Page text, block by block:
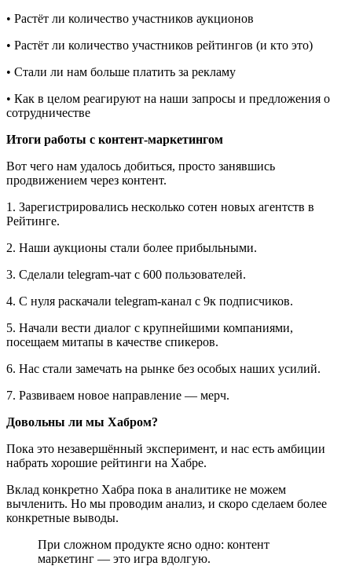
• Растёт ли количество участников аукционов
• Растёт ли количество участников рейтингов (и кто это)
• Стали ли нам больше платить за рекламу
• Как в целом реагируют на наши запросы и предложения о
сотрудничестве
Итоги работы с контент-маркетингом
Вот чего нам удалось добиться, просто занявшись
продвижением через контент.
1. Зарегистрировались несколько сотен новых агентств в
Рейтинге.
2. Наши аукционы стали более прибыльными.
3. Сделали telegram-чат с 600 пользователей.
4. С нуля раскачали telegram-канал с 9к подписчиков.
5. Начали вести диалог с крупнейшими компаниями,
посещаем митапы в качестве спикеров.
6. Нас стали замечать на рынке без особых наших усилий.
7. Развиваем новое направление — мерч.
Довольны ли мы Хабром?
Пока это незавершённый эксперимент, и нас есть амбиции
набрать хорошие рейтинги на Хабре.
Вклад конкретно Хабра пока в аналитике не можем
вычленить. Но мы проводим анализ, и скоро сделаем более
конкретные выводы.
При сложном продукте ясно одно: контент
маркетинг — это игра вдолгую.